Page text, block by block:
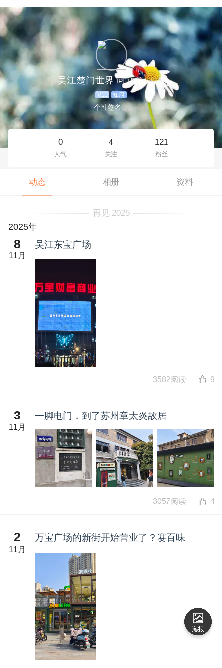
吴江楚门世界 IP归属地：江苏
V11 知府
个性签名。
0
人气
4
关注
121
粉丝
动态 相册 资料
再见 2025
2025年
8
11月
吴江东宝广场
3582阅读 9
3
11月
一脚电门，到了苏州章太炎故居
3057阅读 4
2
11月
万宝广场的新街开始营业了？赛百味